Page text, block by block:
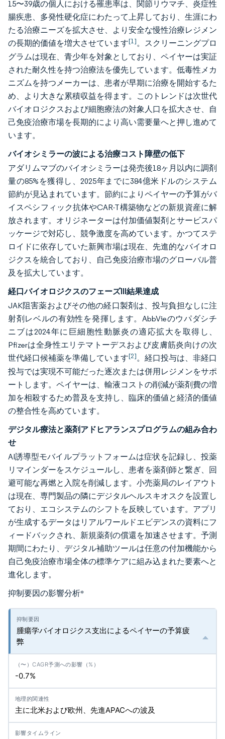
15〜39歳の個人における罹患率は、関節リウマチ、炎症性
腸疾患、多発性硬化症にわたって上昇しており、生涯にわ
たる治療ニーズを拡大させ、より安全な慢性治療レジメン
の長期的価値を増大させています[1]。スクリーニングプロ
グラムは現在、青少年を対象としており、ペイヤーは実証
された耐久性を持つ治療法を優先しています。低毒性メカ
ニズムを持つメーカーは、患者が早期に治療を開始するた
め、より大きな累積収益を得ます。このトレンドは次世代
バイオロジクスおよび細胞療法の対象人口を拡大させ、自
己免疫治療市場を長期的により高い需要量へと押し進めて
います。
バイオシミラーの波による治療コスト障壁の低下
アダリムマブのバイオシミラーは発売後18ヶ月以内に調剤
量の85%を獲得し、2025年までに384億米ドルのシステム
節約が見込まれています。節約によりペイヤーの予算がバ
イスペシフィック抗体やCAR-T構築物などの新規資産に解
放されます。オリジネーターは付加価値製剤とサービスパ
ッケージで対応し、競争激度を高めています。かつてステ
ロイドに依存していた新興市場は現在、先進的なバイオロ
ジクスを統合しており、自己免疫治療市場のグローバル普
及を拡大しています。
経口バイオロジクスのフェーズIII結果達成
JAK阻害薬およびその他の経口製剤は、投与負担なしに注
射剤レベルの有効性を発揮します。AbbVieのウパダシチ
ニブは2024年に巨細胞性動脈炎の適応拡大を取得し、
Pfizerは全身性エリテマトーデスおよび皮膚筋炎向けの次
世代経口候補薬を準備しています[2]。経口投与は、非経口
投与では実現不可能だった逐次または併用レジメンをサポ
ートします。ペイヤーは、輸液コストの削減が薬剤費の増
加を相殺するため普及を支持し、臨床的価値と経済的価値
の整合性を高めています。
デジタル療法と薬剤アドヒアランスプログラムの組み合わ
せ
AI誘導型モバイルプラットフォームは症状を記録し、投薬
リマインダーをスケジュールし、患者を薬剤師と繋ぎ、回
避可能な再燃と入院を削減します。小売薬局のレイアウト
は現在、専門製品の隣にデジタルヘルスキオスクを設置し
ており、エコシステムのシフトを反映しています。アプリ
が生成するデータはリアルワールドエビデンスの資料にフ
ィードバックされ、新規薬剤の償還を加速させます。予測
期間にわたり、デジタル補助ツールは任意の付加機能から
自己免疫治療市場全体の標準ケアに組み込まれた要素へと
進化します。
抑制要因の影響分析*
腫瘍学バイオロジクス支出によるペイヤーの予算疲
弊
-0.7%
主に北米および欧州、先進APACへの波及